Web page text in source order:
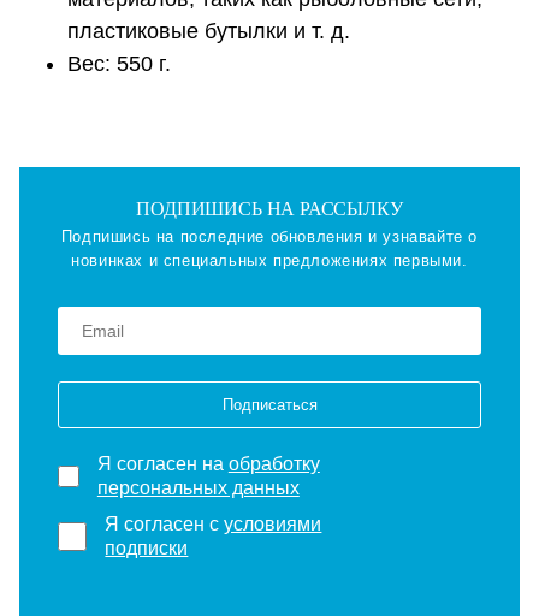
пластиковые бутылки и т. д.
Вес: 550 г.
ПОДПИШИСЬ НА РАССЫЛКУ
Подпишись на последние обновления и узнавайте о
новинках и специальных предложениях первыми.
Подписаться
Я согласен на обработку
персональных данных
Я согласен сусловиями
подписки